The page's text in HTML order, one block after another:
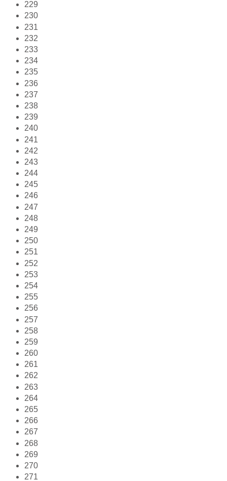
229
230
231
232
233
234
235
236
237
238
239
240
241
242
243
244
245
246
247
248
249
250
251
252
253
254
255
256
257
258
259
260
261
262
263
264
265
266
267
268
269
270
271